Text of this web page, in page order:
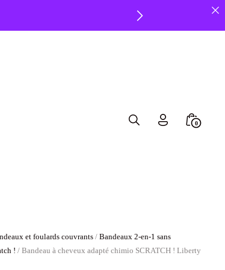
Search
0
et foulards couvrants /Bandeaux 2-en-1 sans
! / Bandeau à cheveux adapté chimio SCRATCH ! Liberty